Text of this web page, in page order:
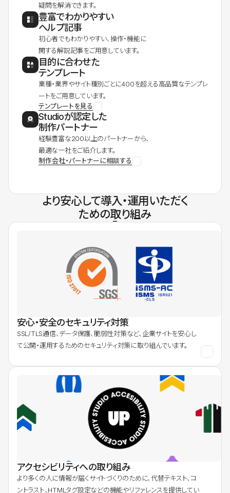
疑問を解消できます。
豊富でわかりやすい
ヘルプ記事
初心者でもわかりやすい、操作・機能に
関する解説記事をご用意しています。
目的に合わせた
テンプレート
業種・業界やサイト種別ごとに400を超える高品質なテンプレ
ートをご用意しています。
テンプレートを見る
Studioが認定した
制作パートナー
経験豊富な200以上のパートナーから、
最適な一社をご紹介します。
制作会社・パートナーに相談する
より安心して導入・運用いただく
ための取り組み
安心・安全のセキュリティ対策
SSL/TLS通信、データ保護、脆弱性対策など、企業サイトを安心し
て公開・運用するためのセキュリティ対策に取り組んでいます。
アクセシビリティへの取り組み
より多くの人に情報が届くサイトづくりのために、代替テキスト、コ
ントラスト、HTMLタグ設定などの機能やリファレンスを提供してい